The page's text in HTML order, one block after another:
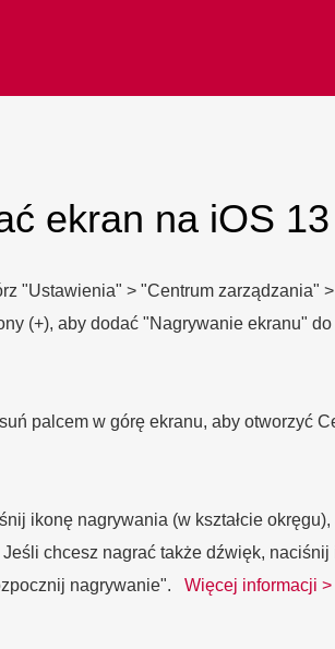
ekran na iOS
"Ustawienia" > "Centrum zarządzania"
(+), aby dodać "Nagrywanie ekranu"
palcem w górę ekranu, aby otworzyć
ikonę nagrywania (w kształcie
chcesz nagrać także dźwięk, naciśnij
nagrywanie". Więcej informacji >